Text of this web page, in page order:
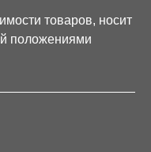
товаров, носит
положениями